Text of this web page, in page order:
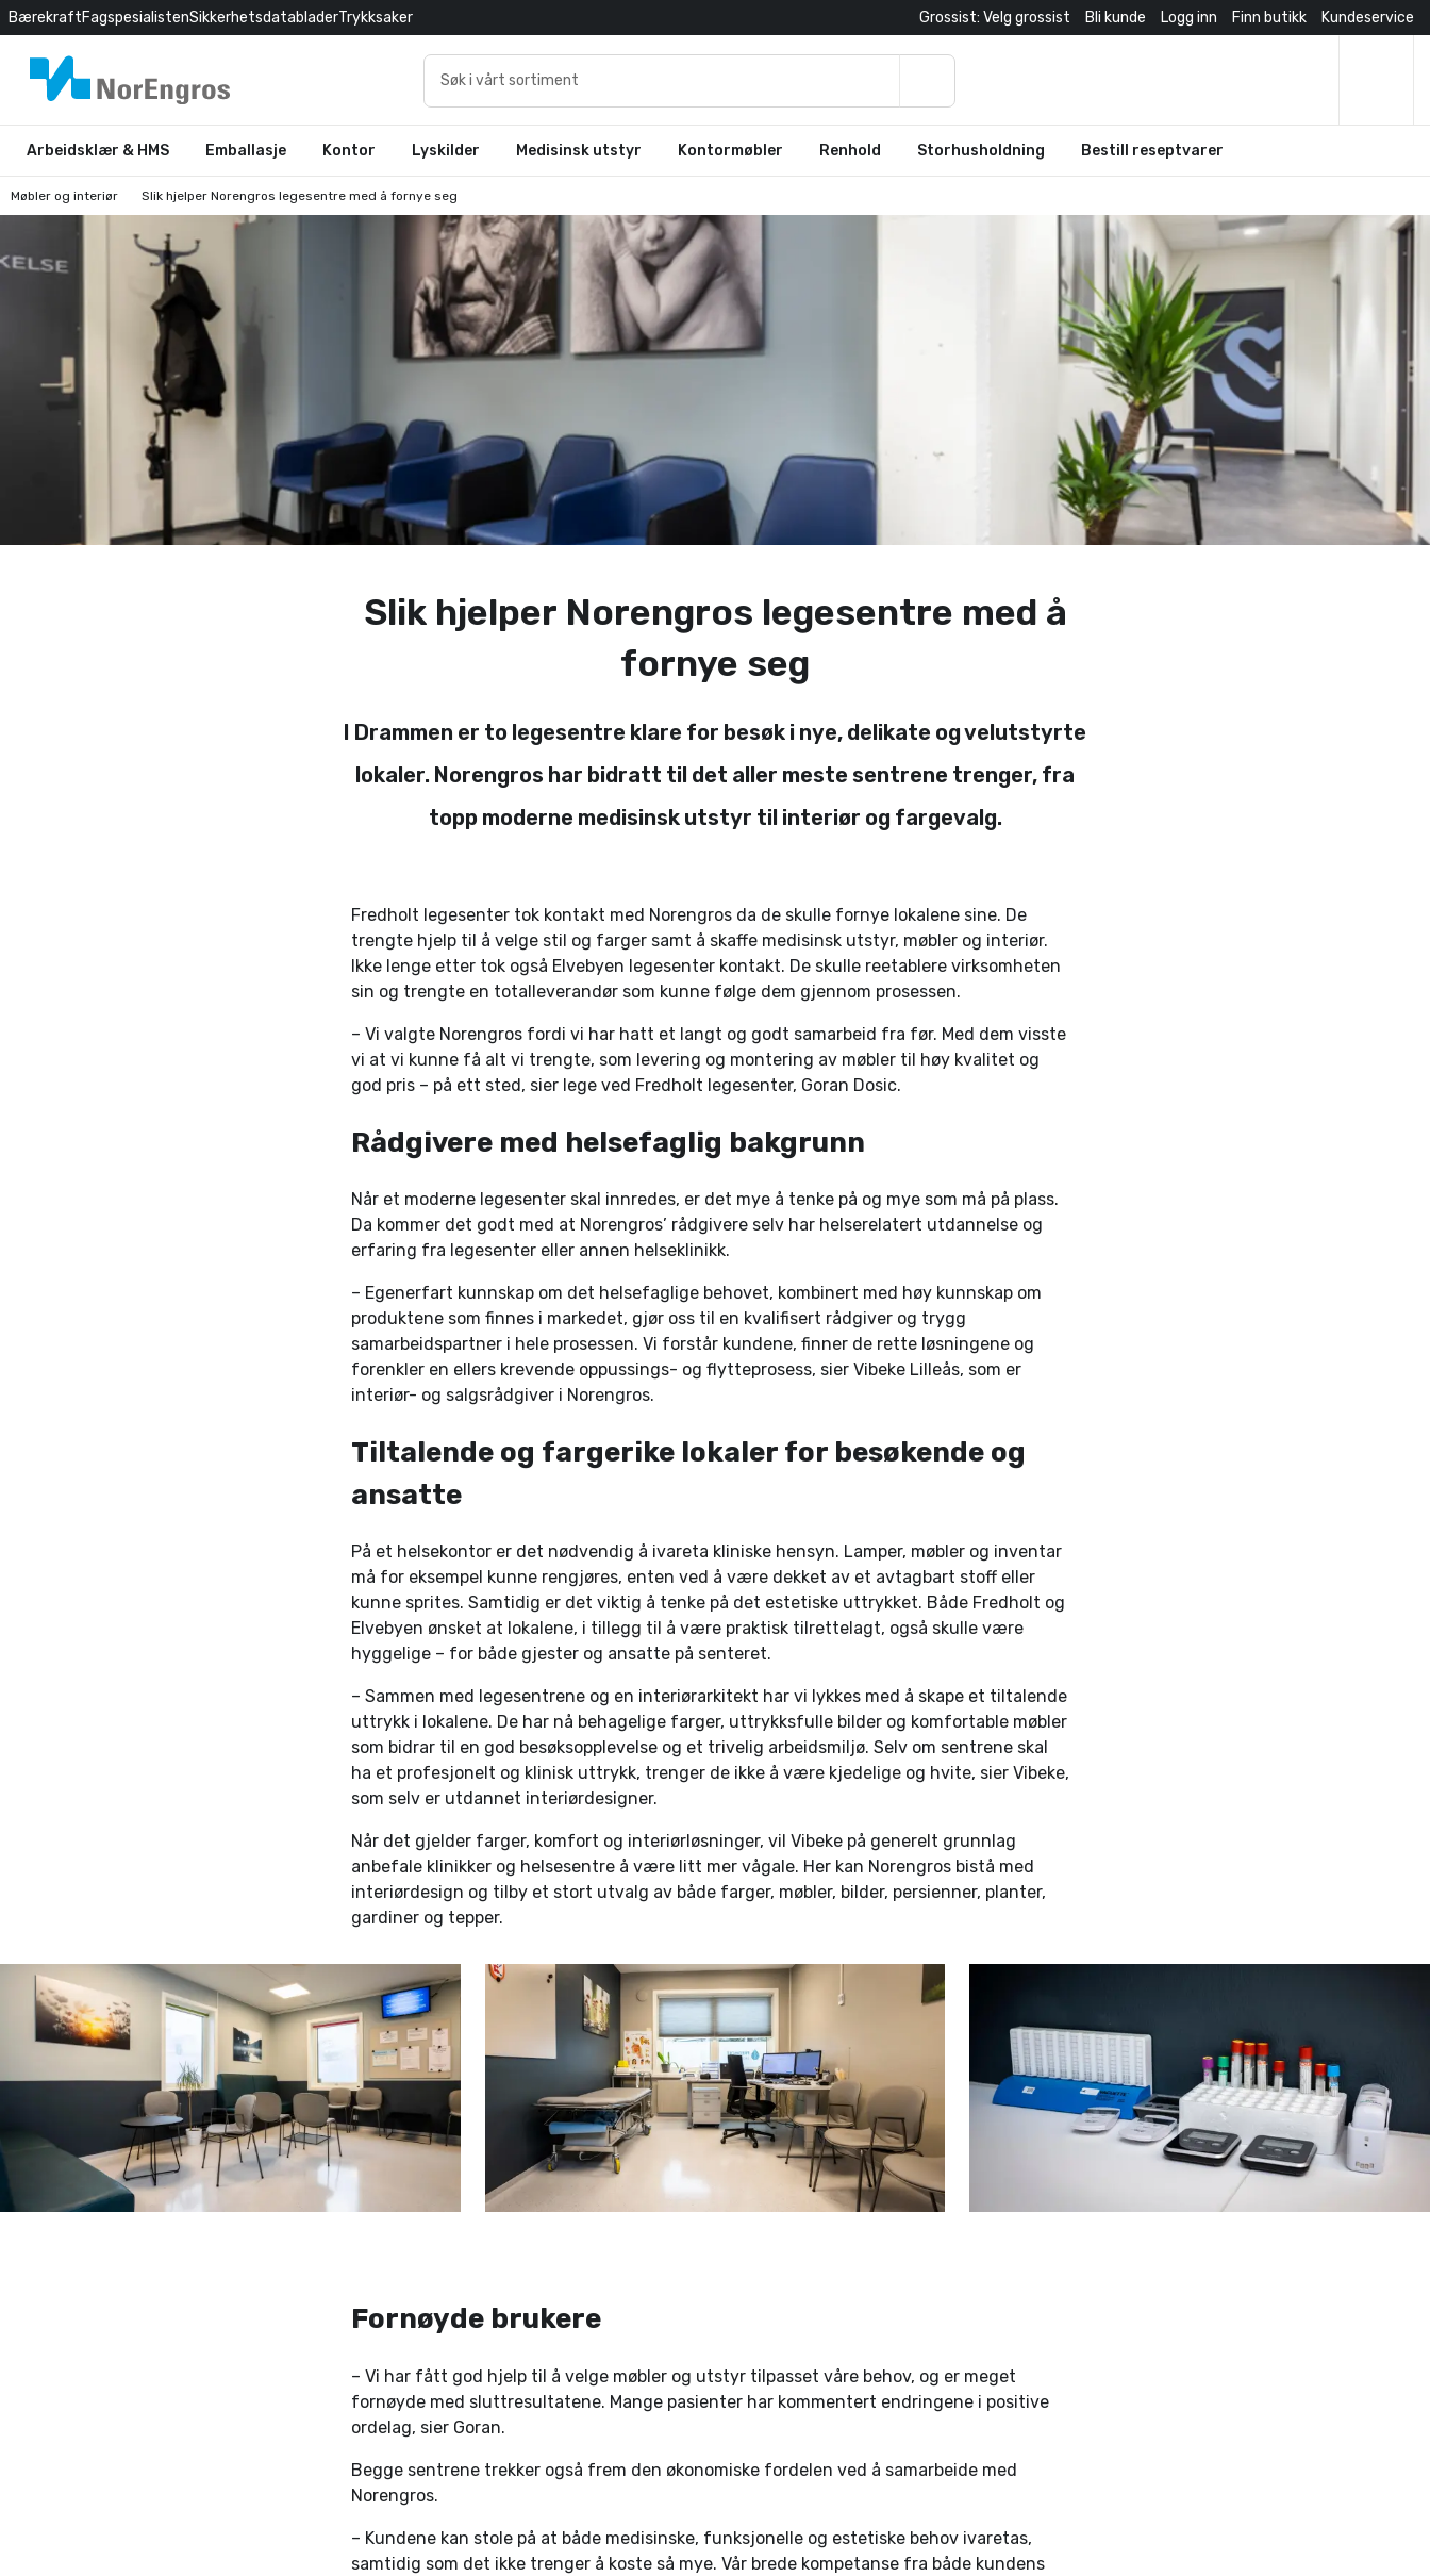
BærekraftFagspesialistenSikkerhetsdatabladerTrykksaker Grossist: Velg grossist Bli kunde Logg inn Finn butikk Kundeservice
Arbeidsklær & HMS Emballasje Kontor Lyskilder Medisinsk utstyr Kontormøbler Renhold Storhusholdning Bestill reseptvarer
Møbler og interiør Slik hjelper Norengros legesentre med å fornye seg
Slik hjelper Norengros legesentre med å
fornye seg
I Drammen er to legesentre klare for besøk i nye, delikate og velutstyrte
lokaler. Norengros har bidratt til det aller meste sentrene trenger, fra
topp moderne medisinsk utstyr til interiør og fargevalg.
Fredholt legesenter tok kontakt med Norengros da de skulle fornye lokalene sine. De
trengte hjelp til å velge stil og farger samt å skaffe medisinsk utstyr, møbler og interiør.
Ikke lenge etter tok også Elvebyen legesenter kontakt. De skulle reetablere virksomheten
sin og trengte en totalleverandør som kunne følge dem gjennom prosessen.
– Vi valgte Norengros fordi vi har hatt et langt og godt samarbeid fra før. Med dem visste
vi at vi kunne få alt vi trengte, som levering og montering av møbler til høy kvalitet og
god pris – på ett sted, sier lege ved Fredholt legesenter, Goran Dosic.
Rådgivere med helsefaglig bakgrunn
Når et moderne legesenter skal innredes, er det mye å tenke på og mye som må på plass.
Da kommer det godt med at Norengros’ rådgivere selv har helserelatert utdannelse og
erfaring fra legesenter eller annen helseklinikk.
– Egenerfart kunnskap om det helsefaglige behovet, kombinert med høy kunnskap om
produktene som finnes i markedet, gjør oss til en kvalifisert rådgiver og trygg
samarbeidspartner i hele prosessen. Vi forstår kundene, finner de rette løsningene og
forenkler en ellers krevende oppussings- og flytteprosess, sier Vibeke Lilleås, som er
interiør- og salgsrådgiver i Norengros.
Tiltalende og fargerike lokaler for besøkende og
ansatte
På et helsekontor er det nødvendig å ivareta kliniske hensyn. Lamper, møbler og inventar
må for eksempel kunne rengjøres, enten ved å være dekket av et avtagbart stoff eller
kunne sprites. Samtidig er det viktig å tenke på det estetiske uttrykket. Både Fredholt og
Elvebyen ønsket at lokalene, i tillegg til å være praktisk tilrettelagt, også skulle være
hyggelige – for både gjester og ansatte på senteret.
– Sammen med legesentrene og en interiørarkitekt har vi lykkes med å skape et tiltalende
uttrykk i lokalene. De har nå behagelige farger, uttrykksfulle bilder og komfortable møbler
som bidrar til en god besøksopplevelse og et trivelig arbeidsmiljø. Selv om sentrene skal
ha et profesjonelt og klinisk uttrykk, trenger de ikke å være kjedelige og hvite, sier Vibeke,
som selv er utdannet interiørdesigner.
Når det gjelder farger, komfort og interiørløsninger, vil Vibeke på generelt grunnlag
anbefale klinikker og helsesentre å være litt mer vågale. Her kan Norengros bistå med
interiørdesign og tilby et stort utvalg av både farger, møbler, bilder, persienner, planter,
gardiner og tepper.
Fornøyde brukere
– Vi har fått god hjelp til å velge møbler og utstyr tilpasset våre behov, og er meget
fornøyde med sluttresultatene. Mange pasienter har kommentert endringene i positive
ordelag, sier Goran.
Begge sentrene trekker også frem den økonomiske fordelen ved å samarbeide med
Norengros.
– Kundene kan stole på at både medisinske, funksjonelle og estetiske behov ivaretas,
samtidig som det ikke trenger å koste så mye. Vår brede kompetanse fra både kundens